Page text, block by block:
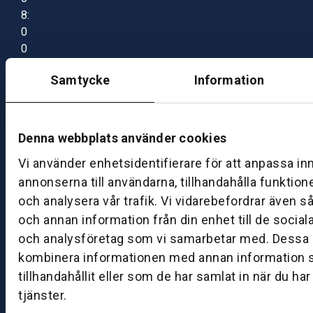
Samtycke Information
Denna webbplats använder cookies
Vi använder enhetsidentifierare för att anpassa
annonserna till användarna, tillhandahålla
och analysera vår trafik. Vi vidarebefordrar även
och annan information från din enhet till de
och analysföretag som vi samarbetar med. Dessa
kombinera informationen med annan information
tillhandahållit eller som de har samlat in när du
tjänster.
8:
0
0
7:
0
B
S
k
ö
v
d